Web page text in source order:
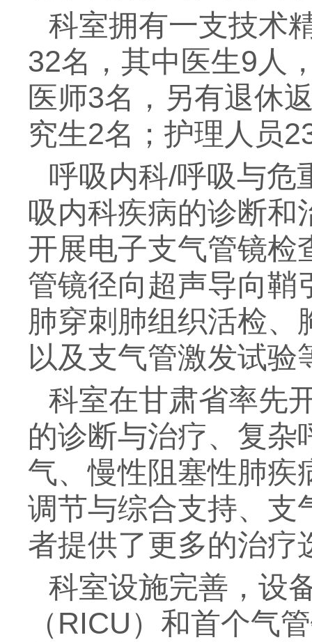
科室拥有一支技术
32名，其中医生9人
医师3名，另有退休
究生2名；护理人员
呼吸内科/呼吸与危
吸内科疾病的诊断和
开展电子支气管镜检
管镜径向超声导向鞘
肺穿刺肺组织活检、
以及支气管激发试验
科室在甘肃省率先
的诊断与治疗、复杂
气、慢性阻塞性肺疾
调节与综合支持、支
者提供了更多的治疗
科室设施完善，设
（RICU）和首个气